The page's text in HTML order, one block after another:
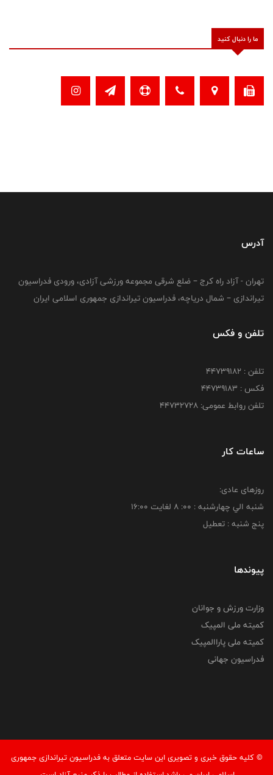
ما را دنبال کنید
آدرس
تهران - آزاد راه کرج – ضلع شرقی مجموعه ورزشی آزادی، ورودی فدراسیون
تیراندازی – شمال دریاچه، فدراسیون تیراندازی جمهوری اسلامی ایران
تلفن و فکس
تلفن : ۴۴۷۳۹۱۸۲
فکس : ۴۴۷۳۹۱۸3
تلفن روابط عمومی: ۴۴۷۳۲۷۲۸
ساعات کار
روزهای عادی:
شنبه الي چهارشنبه : 00: 8 لغايت 16:00
پنج شنبه : تعطیل
پیوندها
وزارت ورزش و جوانان
کمیته ملی المپیک
کمیته ملی پاراالمپیک
فدراسیون جهانی
© کليه حقوق خبری و تصويری اين سايت متعلق به فدراسیون تیراندازی جمهوری